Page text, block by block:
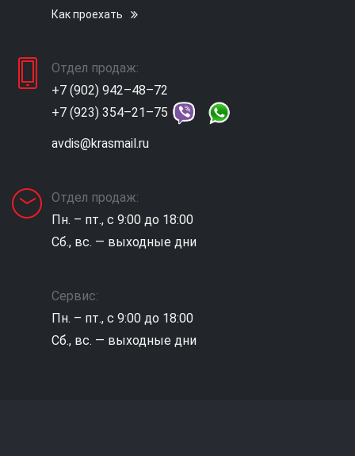
Как проехать
Отдел продаж:
+7 (902) 942–48–72
+7 (923) 354–21–75
avdis@krasmail.ru
Отдел продаж:
Пн. – пт., с 9:00 до 18:00
Сб., вс. — выходные дни
Сервис:
Пн. – пт., с 9:00 до 18:00
Сб., вс. — выходные дни